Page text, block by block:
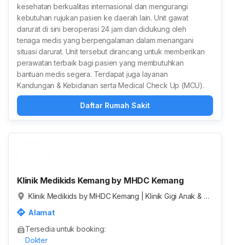
kesehatan berkualitas internasional dan mengurangi
kebutuhan rujukan pasien ke daerah lain. Unit gawat
darurat di sini beroperasi 24 jam dan didukung oleh
tenaga medis yang berpengalaman dalam menangani
situasi darurat. Unit tersebut dirancang untuk memberikan
perawatan terbaik bagi pasien yang membutuhkan
bantuan medis segera. Terdapat juga layanan
Kandungan & Kebidanan serta Medical Check Up (MCU).
Daftar Rumah Sakit
Klinik Medikids Kemang by MHDC Kemang
Klinik Medikids by MHDC Kemang | Klinik Gigi Anak & Ke
erah Khusus Ibukota Jakarta, Indonesia
Alamat
Tersedia untuk booking:
Dokter